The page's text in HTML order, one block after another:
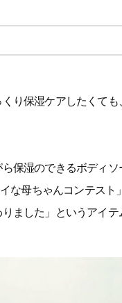
り保湿ケアしたくても
保湿のできるボディソ
な母ちゃんコンテスト
ました」というアイ